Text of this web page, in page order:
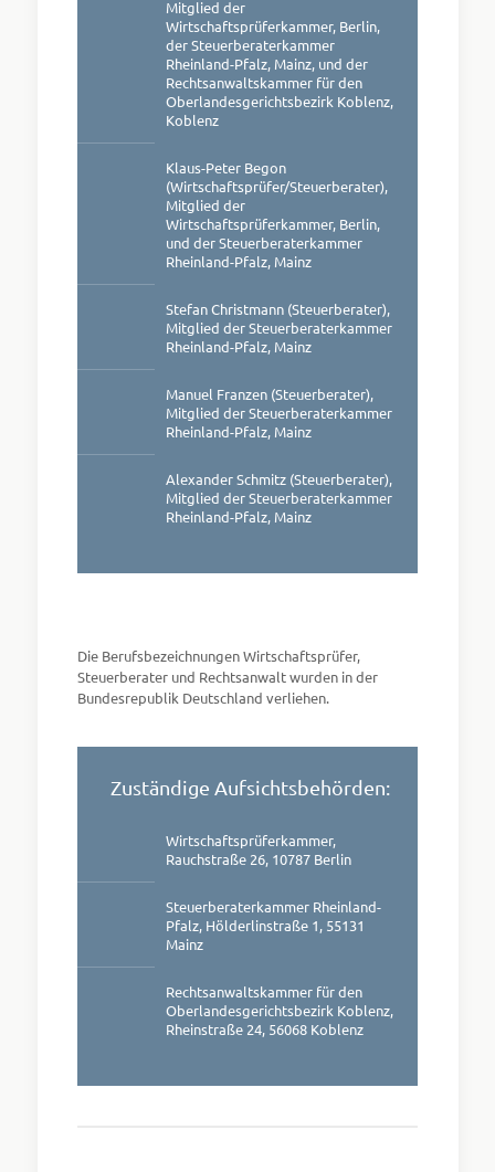
Mitglied der
Wirtschaftsprüferkammer, Berlin,
der Steuerberaterkammer
Rheinland-Pfalz, Mainz, und der
Rechtsanwaltskammer für den
Oberlandesgerichtsbezirk Koblenz,
Koblenz
Klaus-Peter Begon
(Wirtschaftsprüfer/Steuerberater),
Mitglied der
Wirtschaftsprüferkammer, Berlin,
und der Steuerberaterkammer
Rheinland-Pfalz, Mainz
Stefan Christmann (Steuerberater),
Mitglied der Steuerberaterkammer
Rheinland-Pfalz, Mainz
Manuel Franzen (Steuerberater),
Mitglied der Steuerberaterkammer
Rheinland-Pfalz, Mainz
Alexander Schmitz (Steuerberater),
Mitglied der Steuerberaterkammer
Rheinland-Pfalz, Mainz
Die Berufsbezeichnungen Wirtschaftsprüfer,
Steuerberater und Rechtsanwalt wurden in der
Bundesrepublik Deutschland verliehen.
Zuständige Aufsichtsbehörden:
Wirtschaftsprüferkammer,
Rauchstraße 26, 10787 Berlin
Steuerberaterkammer Rheinland-
Pfalz, Hölderlinstraße 1, 55131
Mainz
Rechtsanwaltskammer für den
Oberlandesgerichtsbezirk Koblenz,
Rheinstraße 24, 56068 Koblenz